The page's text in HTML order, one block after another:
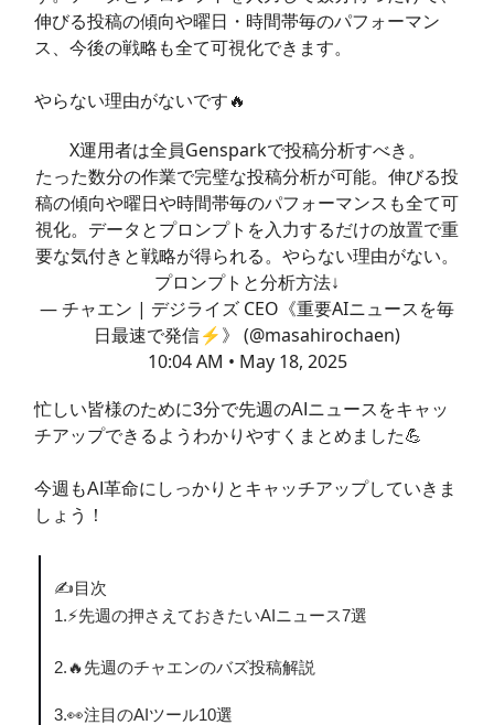
伸びる投稿の傾向や曜日・時間帯毎のパフォーマン
ス、今後の戦略も全て可視化できます。
やらない理由がないです🔥
X運用者は全員Gensparkで投稿分析すべき。
たった数分の作業で完璧な投稿分析が可能。伸びる投
稿の傾向や曜日や時間帯毎のパフォーマンスも全て可
視化。データとプロンプトを入力するだけの放置で重
要な気付きと戦略が得られる。やらない理由がない。
プロンプトと分析方法↓
— チャエン | デジライズ CEO《重要AIニュースを毎
日最速で発信⚡️》 (@masahirochaen)
10:04 AM • May 18, 2025
忙しい皆様のために3分で先週のAIニュースをキャッ
チアップできるようわかりやすくまとめました💪
今週もAI革命にしっかりとキャッチアップしていきま
しょう！
✍️目次
1.⚡️先週の押さえておきたいAIニュース7選
2.🔥先週のチャエンのバズ投稿解説
3.👀注目のAIツール10選